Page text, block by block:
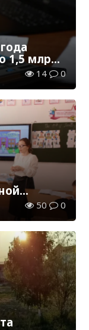
1,5 млрд
14 0
50 0